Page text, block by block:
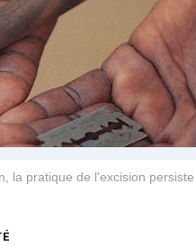
la pratique de l'excision